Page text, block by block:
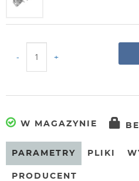
- +
W MAGAZYNIE
PARAMETRY PLIKI
PRODUCENT